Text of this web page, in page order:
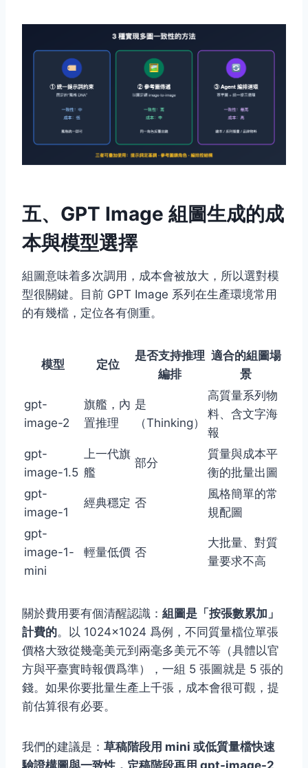
五、GPT Image 組圖生成的成
本與模型選擇
組圖意味着多次調用，成本會被放大，所以選對模
型很關鍵。目前 GPT Image 系列在生產環境常用
的有幾檔，定位各有側重。
模型 定位
是否支持推理
編排
適合的組圖場
景
gpt-
image-2
旗艦，內
置推理
是
（Thinking）
高質量系列物
料、含文字海
報
gpt-
image-1.5
上一代旗
艦
部分
質量與成本平
衡的批量出圖
gpt-
image-1
經典穩定 否
風格簡單的常
規配圖
gpt-
image-1-
mini
輕量低價 否
大批量、對質
量要求不高
關於費用要有個清醒認識： 組圖是「按張數累加」
計費的。以 1024×1024 爲例，不同質量檔位單張
價格大致從幾毫美元到兩毫多美元不等（具體以官
方與平臺實時報價爲準），一組 5 張圖就是 5 張的
錢。如果你要批量生產上千張，成本會很可觀，提
前估算很有必要。
我們的建議是： 草稿階段用 mini 或低質量檔快速
驗證構圖與一致性，定稿階段再用 gpt-image-2